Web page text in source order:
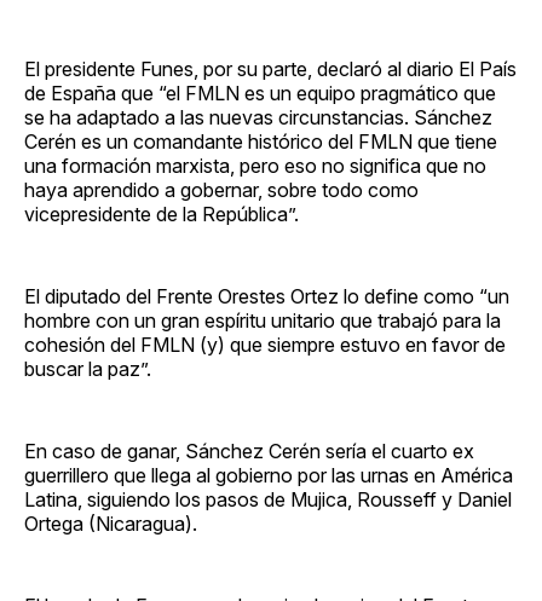
El presidente Funes, por su parte, declaró al diario El País
de España que “el FMLN es un equipo pragmático que
se ha adaptado a las nuevas circunstancias. Sánchez
Cerén es un comandante histórico del FMLN que tiene
una formación marxista, pero eso no significa que no
haya aprendido a gobernar, sobre todo como
vicepresidente de la República”.
El diputado del Frente Orestes Ortez lo define como “un
hombre con un gran espíritu unitario que trabajó para la
cohesión del FMLN (y) que siempre estuvo en favor de
buscar la paz”.
En caso de ganar, Sánchez Cerén sería el cuarto ex
guerrillero que llega al gobierno por las urnas en América
Latina, siguiendo los pasos de Mujica, Rousseff y Daniel
Ortega (Nicaragua).